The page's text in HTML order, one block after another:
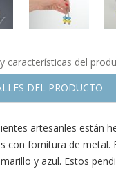
características del
DEL PRODUCTO
artesanles están
con fornitura de metal.
y azul. Estos